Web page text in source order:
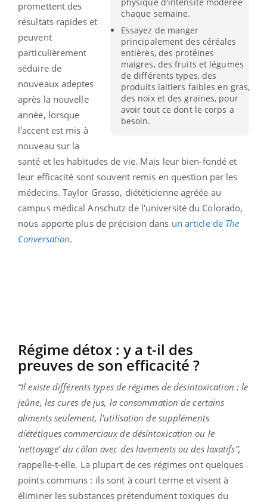
chaque semaine.
Essayez de manger
principalement des céréales
entières, des protéines
maigres, des fruits et légumes
de différents types, des
produits laitiers faibles en gras,
des noix et des graines, pour
avoir tout ce dont le corps a
besoin.
promettent des
résultats rapides et
peuvent
particulièrement
séduire de
nouveaux adeptes
après la nouvelle
année, lorsque
l'accent est mis à
nouveau sur la
santé et les habitudes de vie. Mais leur bien-fondé et
leur efficacité sont souvent remis en question par les
médecins. Taylor Grasso, diététicienne agréée au
campus médical Anschutz de l'université du Colorado,
nous apporte plus de précision dans un article de The
Conversation.
Régime détox : y a t-il des
preuves de son efficacité ?
“Il existe différents types de régimes de désintoxication : le
jeûne, les cures de jus, la consommation de certains
aliments seulement, l'utilisation de suppléments
diététiques commerciaux de désintoxication ou le
‘nettoyage’ du côlon avec des lavements ou des laxatifs”,
rappelle-t-elle. La plupart de ces régimes ont quelques
points communs : ils sont à court terme et visent à
éliminer les substances prétendument toxiques du